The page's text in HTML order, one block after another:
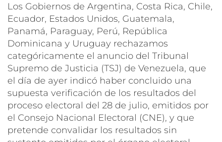
Los Gobiernos de Argentina, Costa Rica, Chile,
Ecuador, Estados Unidos, Guatemala,
Panamá, Paraguay, Perú, República
Dominicana y Uruguay rechazamos
categóricamente el anuncio del Tribunal
Supremo de Justicia (TSJ) de Venezuela, que
el día de ayer indicó haber concluido una
supuesta verificación de los resultados del
proceso electoral del 28 de julio, emitidos por
el Consejo Nacional Electoral (CNE), y que
pretende convalidar los resultados sin